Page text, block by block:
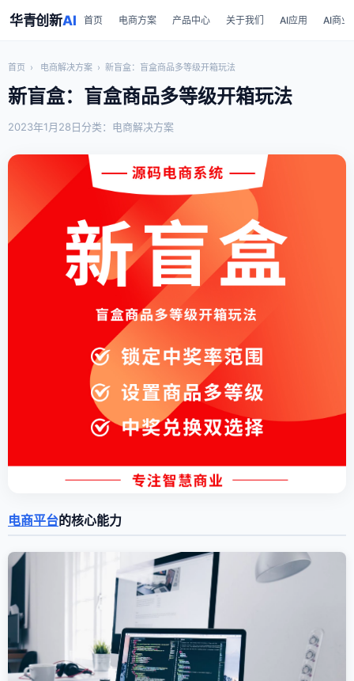
华青创新AI 首页 电商方案 产品中心 关于我们 AI应用 AI商业
首页 › 电商解决方案 › 新盲盒：盲盒商品多等级开箱玩法
新盲盒：盲盒商品多等级开箱玩法
2023年1月28日分类：电商解决方案
电商平台的核心能力